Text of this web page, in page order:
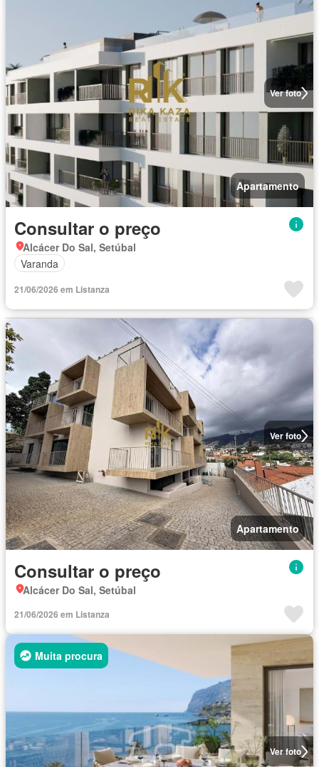
Ver foto
Apartamento
Consultar o preço
Alcácer Do Sal, Setúbal
Varanda
21/06/2026 em Listanza
Ver foto
Apartamento
Consultar o preço
Alcácer Do Sal, Setúbal
21/06/2026 em Listanza
Ver foto
Muita procura